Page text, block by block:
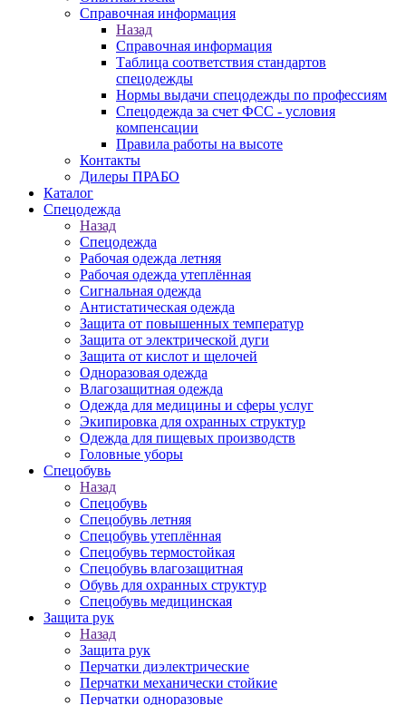
Справочная информация
Назад
Справочная информация
Таблица соответствия стандартов
спецодежды
Нормы выдачи спецодежды по профессиям
Спецодежда за счет ФСС - условия
компенсации
Правила работы на высоте
Контакты
Дилеры ПРАБО
Каталог
Спецодежда
Назад
Спецодежда
Рабочая одежда летняя
Рабочая одежда утеплённая
Сигнальная одежда
Антистатическая одежда
Защита от повышенных температур
Защита от электрической дуги
Защита от кислот и щелочей
Одноразовая одежда
Влагозащитная одежда
Одежда для медицины и сферы услуг
Экипировка для охранных структур
Одежда для пищевых производств
Головные уборы
Спецобувь
Назад
Спецобувь
Спецобувь летняя
Спецобувь утеплённая
Спецобувь термостойкая
Спецобувь влагозащитная
Обувь для охранных структур
Спецобувь медицинская
Защита рук
Назад
Защита рук
Перчатки диэлектрические
Перчатки механически стойкие
Перчатки одноразовые